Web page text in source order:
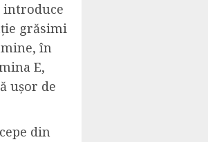
introduce
grăsimi
în
E,
ușor de
din